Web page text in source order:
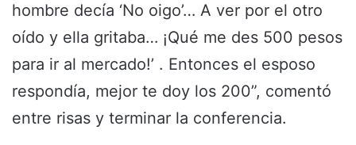
hombre decía ‘No oigo’… A ver por el otro
oído y ella gritaba… ¡Qué me des 500 pesos
para ir al mercado!’ . Entonces el esposo
respondía, mejor te doy los 200”, comentó
entre risas y terminar la conferencia.